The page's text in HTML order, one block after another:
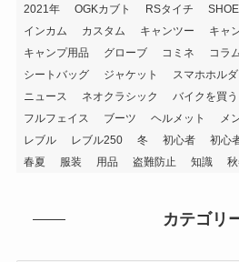
2021年 OGKカブト RSタイチ SHOEI
インカム
カスタム キャンツー キャ
キャンプ用品
グローブ コミネ コラ
シートバッグ
ジャケット スマホホル
ニュース
ネオクラシック バイクを買う
フルフェイス
ブーツ ヘルメット メ
レブル
レブル250 冬 初心者 初心
春夏
服装 用品 盗難防止 知識
カテゴリ